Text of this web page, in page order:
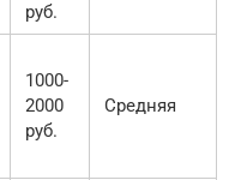
руб.
1000-
2000
руб.
Средняя